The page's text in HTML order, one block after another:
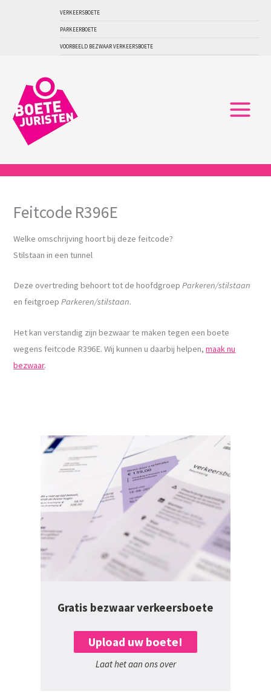
VERKEERSBOETE
PARKEERBOETE
VOORBEELD BEZWAAR VERKEERSBOETE
Feitcode R396E
Welke omschrijving hoort bij deze feitcode?
Stilstaan in een tunnel
Deze overtreding behoort tot de hoofdgroepParkeren/stilstaan
en feitgroepParkeren/stilstaan.
Het kan verstandig zijn bezwaar te maken tegen een boete
wegens feitcode R396E. Wij kunnen u daarbij helpen,maak nu
bezwaar.
Gratis bezwaar verkeersboete
Upload uw boete!
Laat het aan ons over